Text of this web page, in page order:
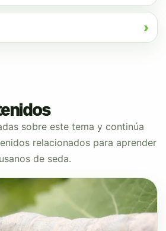
›
sobre este tema y continúa
relacionados para aprender
de seda.